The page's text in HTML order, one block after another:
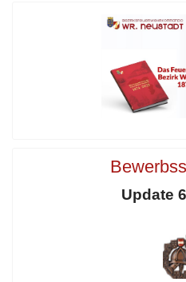
Update